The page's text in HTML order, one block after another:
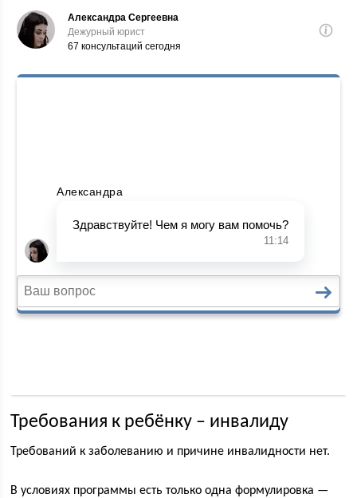
Требования к ребёнку – инвалиду
Требований к заболеванию и причине инвалидности нет.
В условиях программы есть только одна формулировка —